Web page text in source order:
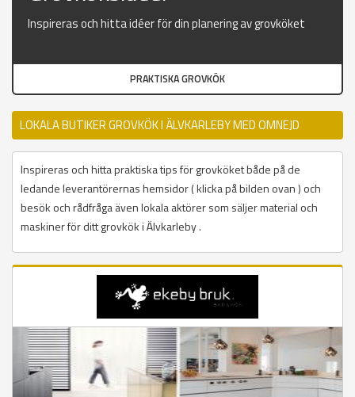
Inspireras och hitta idéer för din planering av grovköket
PRAKTISKA GROVKÖK
LOKALA BUTIKER GROVKÖK I ÄLVKARLEBY MED OMNEJD
Inspireras och hitta praktiska tips för grovköket både på de
ledande leverantörernas hemsidor ( klicka på bilden ovan ) och
besök och rådfråga även lokala aktörer som säljer material och
maskiner för ditt grovkök i Älvkarleby .